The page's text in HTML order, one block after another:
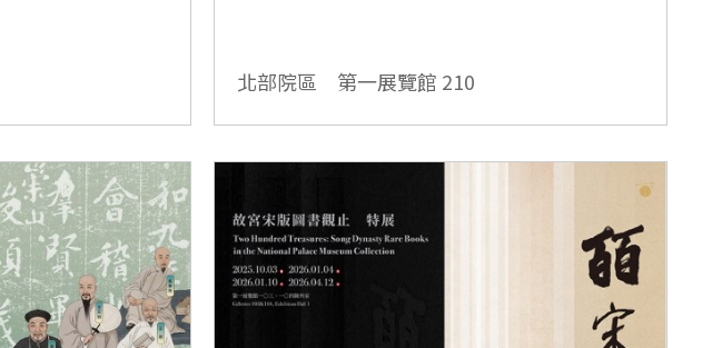
北部院區 第一展覽館 210